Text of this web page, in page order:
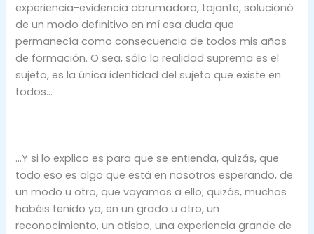
experiencia-evidencia abrumadora, tajante, solucionó
de un modo definitivo en mí esa duda que
permanecía como consecuencia de todos mis años
de formación. O sea, sólo la realidad suprema es el
sujeto, es la única identidad del sujeto que existe en
todos…
…Y si lo explico es para que se entienda, quizás, que
todo eso es algo que está en nosotros esperando, de
un modo u otro, que vayamos a ello; quizás, muchos
habéis tenido ya, en un grado u otro, un
reconocimiento, un atisbo, una experiencia grande de